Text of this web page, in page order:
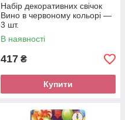
Набір декоративних свічок
Вино в червоному кольорі —
3 шт.
В наявності
417 ₴
Купити